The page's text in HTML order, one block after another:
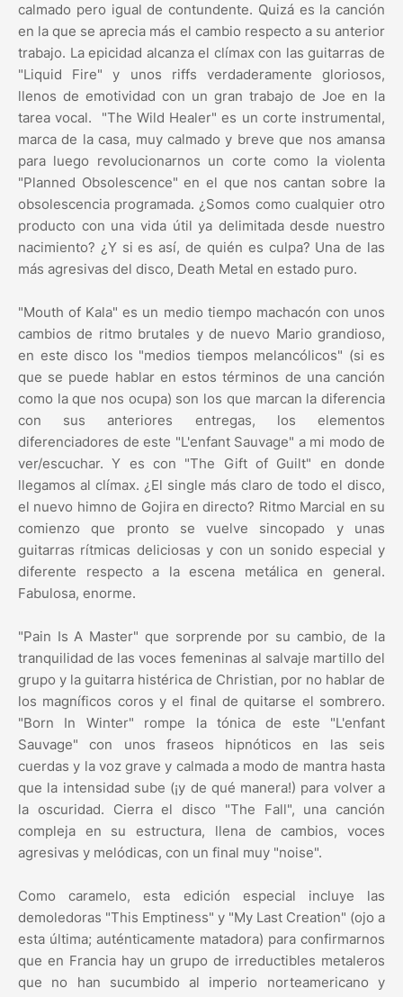
calmado pero igual de contundente. Quizá es la canción
en la que se aprecia más el cambio respecto a su anterior
trabajo. La epicidad alcanza el clímax con las guitarras de
"Liquid Fire" y unos riffs verdaderamente gloriosos,
llenos de emotividad con un gran trabajo de Joe en la
tarea vocal. "The Wild Healer" es un corte instrumental,
marca de la casa, muy calmado y breve que nos amansa
para luego revolucionarnos un corte como la violenta
"Planned Obsolescence" en el que nos cantan sobre la
obsolescencia programada. ¿Somos como cualquier otro
producto con una vida útil ya delimitada desde nuestro
nacimiento? ¿Y si es así, de quién es culpa? Una de las
más agresivas del disco, Death Metal en estado puro.
"Mouth of Kala" es un medio tiempo machacón con unos
cambios de ritmo brutales y de nuevo Mario grandioso,
en este disco los "medios tiempos melancólicos" (si es
que se puede hablar en estos términos de una canción
como la que nos ocupa) son los que marcan la diferencia
con sus anteriores entregas, los elementos
diferenciadores de este "L'enfant Sauvage" a mi modo de
ver/escuchar. Y es con "The Gift of Guilt" en donde
llegamos al clímax. ¿El single más claro de todo el disco,
el nuevo himno de Gojira en directo? Ritmo Marcial en su
comienzo que pronto se vuelve sincopado y unas
guitarras rítmicas deliciosas y con un sonido especial y
diferente respecto a la escena metálica en general.
Fabulosa, enorme.
"Pain Is A Master" que sorprende por su cambio, de la
tranquilidad de las voces femeninas al salvaje martillo del
grupo y la guitarra histérica de Christian, por no hablar de
los magníficos coros y el final de quitarse el sombrero.
"Born In Winter" rompe la tónica de este "L'enfant
Sauvage" con unos fraseos hipnóticos en las seis
cuerdas y la voz grave y calmada a modo de mantra hasta
que la intensidad sube (¡y de qué manera!) para volver a
la oscuridad. Cierra el disco "The Fall", una canción
compleja en su estructura, llena de cambios, voces
agresivas y melódicas, con un final muy "noise".
Como caramelo, esta edición especial incluye las
demoledoras "This Emptiness" y "My Last Creation" (ojo a
esta última; auténticamente matadora) para confirmarnos
que en Francia hay un grupo de irreductibles metaleros
que no han sucumbido al imperio norteamericano y